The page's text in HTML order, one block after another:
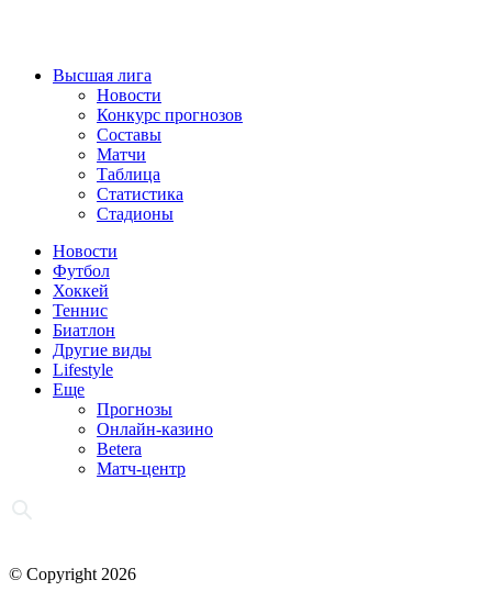
Высшая лига
Новости
Конкурс прогнозов
Составы
Матчи
Таблица
Статистика
Стадионы
Новости
Футбол
Хоккей
Теннис
Биатлон
Другие виды
Lifestyle
Еще
Прогнозы
Онлайн-казино
Betera
Матч-центр
© Copyright 2026